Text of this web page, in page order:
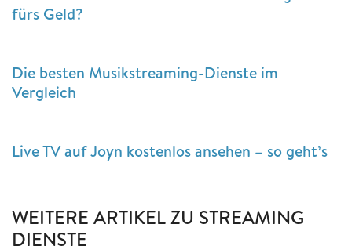
fürs Geld?
Die besten Musikstreaming-Dienste im
Vergleich
Live TV auf Joyn kostenlos ansehen – so geht’s
WEITERE ARTIKEL ZU STREAMING
DIENSTE